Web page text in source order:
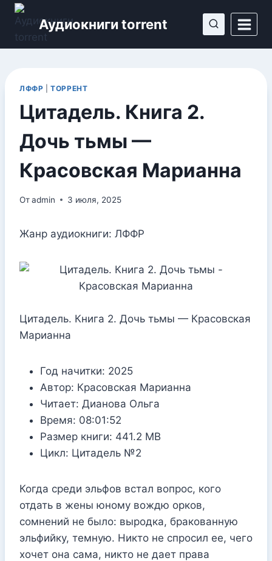
Перейти
содержимому
Аудиокниги torrent
ЛФФР |ТОРРЕНТ
Цитадель. Книга 2.
Дочь тьмы —
Красовская Марианна
Отadmin 3 июля, 2025
Жанр аудиокниги: ЛФФР
Цитадель. Книга 2. Дочь тьмы — Красовская
Марианна
Год начитки: 2025
Автор: Красовская Марианна
Читает: Дианова Ольга
Время: 08:01:52
Размер книги: 441.2 MB
Цикл: Цитадель №2
Когда среди эльфов встал вопрос, кого
отдать в жены юному вождю орков,
сомнений не было: выродка, бракованную
эльфийку, темную. Никто не спросил ее, чего
хочет она сама, никто не дает права